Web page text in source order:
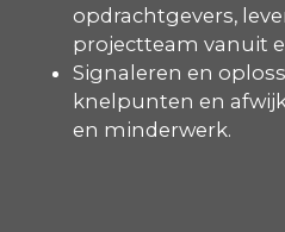
opdrachtgevers,
projectteam vanuit
Signaleren en
knelpunten en
en minderwerk.